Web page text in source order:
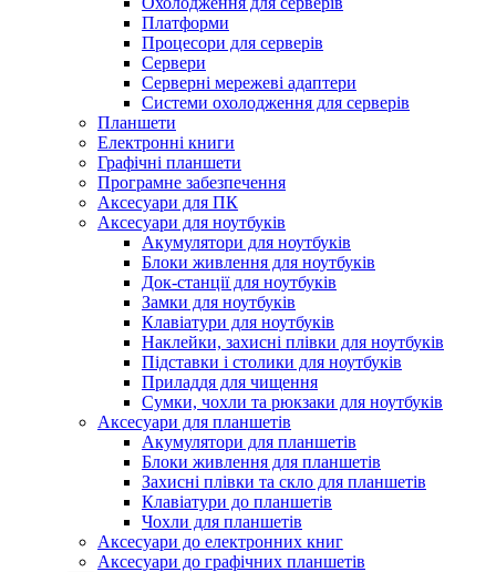
Платформи
Процесори для серверів
Сервери
Серверні мережеві адаптери
Системи охолодження для серверів
Планшети
Електронні книги
Графічні планшети
Програмне забезпечення
Аксесуари для ПК
Аксесуари для ноутбуків
Акумулятори для ноутбуків
Блоки живлення для ноутбуків
Док-станції для ноутбуків
Замки для ноутбуків
Клавіатури для ноутбуків
Наклейки, захисні плівки для ноутбуків
Підставки і столики для ноутбуків
Приладдя для чищення
Сумки, чохли та рюкзаки для ноутбуків
Аксесуари для планшетів
Акумулятори для планшетів
Блоки живлення для планшетів
Захисні плівки та скло для планшетів
Клавіатури до планшетів
Чохли для планшетів
Аксесуари до електронних книг
Аксесуари дo графічних планшетів